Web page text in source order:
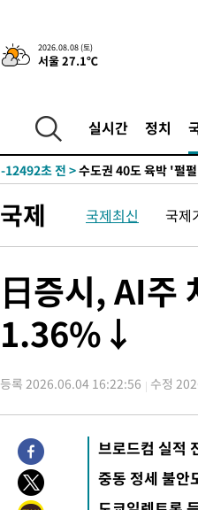
2026.08.08 (토)
서울 27.1℃
실시간 정치
42.08%·宋 10.17%
-19731초 전 >이강인 "아틀레티코
것"
-19666초 전 > [속보]與 당대표 경선,
-12710초 전 >
[속보]이강인 "감독님
틀레티코 이적"
-12492초 전 >
-11461초 전 >온열질환 사망자 3명
-1513초 전 >
백운산서 80년근 천종
12분 전 >선재도서 해루질 나섰다 실
1시간 전 >여수 오동도 해상서 모터
2시간 전 > 극한폭염 한풀 꺾이지만…'
날씨]
2시간 전 >축구협회 "압수수색·성접
6시간 전 >'최고 37도' 폭염 지속…강
8시간 전 >[속보]뉴욕증시 상승 마
-29935초 전 >
이란 "호르무즈 재개
-20982초 전 >
[속보]與최고위원 제
한민수·김용 순
-20935초 전 >
국제 국제최신 국제
日증시, AI주
1.36%↓
등록 2026.06.04 16:22:56 수정
브로드컴 실적
중동 정세 불